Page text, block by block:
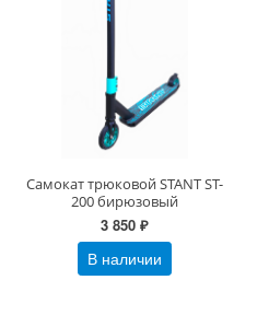
Самокат трюковой STANT ST-
200 бирюзовый
3 850 ₽
В наличии